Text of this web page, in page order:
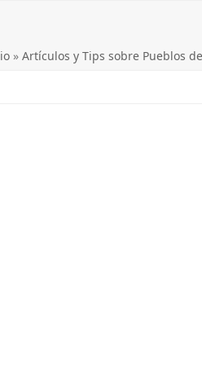
» Artículos y Tips sobre Pueblos